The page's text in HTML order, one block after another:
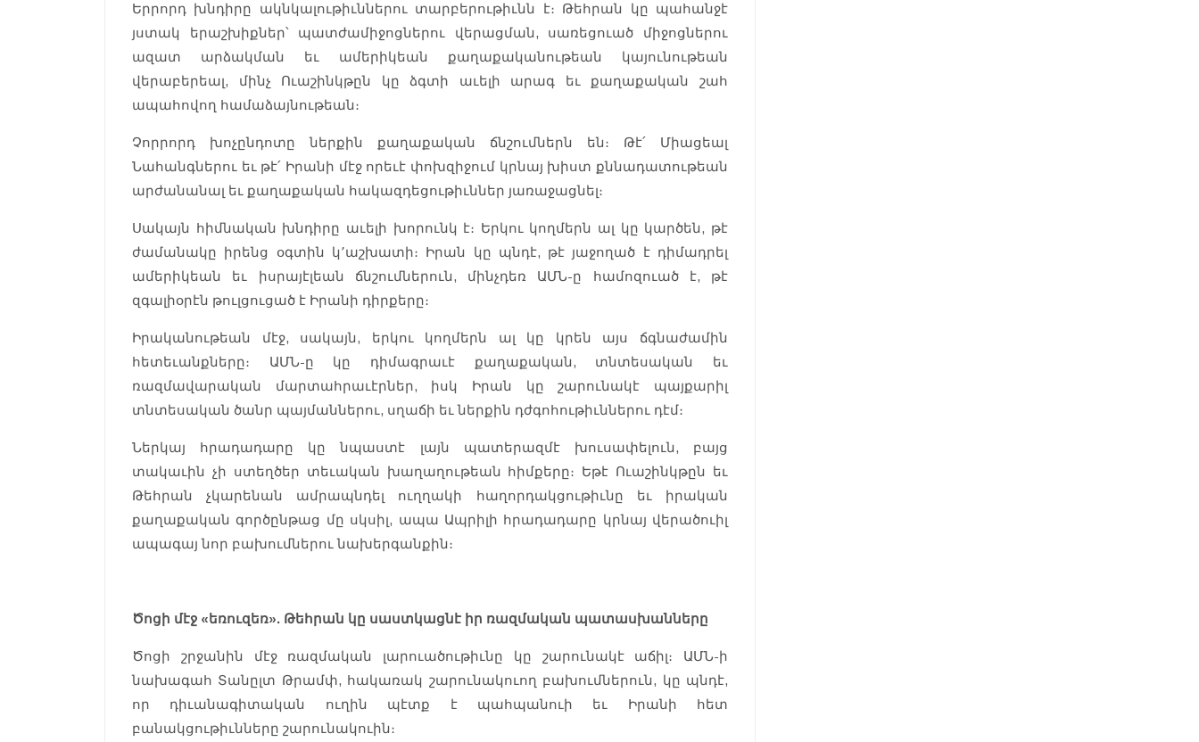
Երրորդ խնդիրը ակնկալութիւններու տարբերութիւնն է։ Թեհրան կը պահանջէ
յստակ երաշխիքներ՝ պատժամիջոցներու վերացման, սառեցուած միջոցներու
ազատ արձակման եւ ամերիկեան քաղաքականութեան կայունութեան
վերաբերեալ, մինչ Ուաշինկթըն կը ձգտի աւելի արագ եւ քաղաքական շահ
ապահովող համաձայնութեան։
Չորրորդ խոչընդոտը ներքին քաղաքական ճնշումներն են։ Թէ՛ Միացեալ
Նահանգներու եւ թէ՛ Իրանի մէջ որեւէ փոխզիջում կրնայ խիստ քննադատութեան
արժանանալ եւ քաղաքական հակազդեցութիւններ յառաջացնել։
Սակայն հիմնական խնդիրը աւելի խորունկ է։ Երկու կողմերն ալ կը կարծեն, թէ
ժամանակը իրենց օգտին կ՚աշխատի։ Իրան կը պնդէ, թէ յաջողած է դիմադրել
ամերիկեան եւ իսրայէլեան ճնշումներուն, մինչդեռ ԱՄՆ-ը համոզուած է, թէ
զգալիօրէն թուլցուցած է Իրանի դիրքերը։
Իրականութեան մէջ, սակայն, երկու կողմերն ալ կը կրեն այս ճգնաժամին
հետեւանքները։ ԱՄՆ-ը կը դիմագրաւէ քաղաքական, տնտեսական եւ
ռազմավարական մարտահրաւէրներ, իսկ Իրան կը շարունակէ պայքարիլ
տնտեսական ծանր պայմաններու, սղաճի եւ ներքին դժգոհութիւններու դէմ։
Ներկայ հրադադարը կը նպաստէ լայն պատերազմէ խուսափելուն, բայց
տակաւին չի ստեղծեր տեւական խաղաղութեան հիմքերը։ Եթէ Ուաշինկթըն եւ
Թեհրան չկարենան ամրապնդել ուղղակի հաղորդակցութիւնը եւ իրական
քաղաքական գործընթաց մը սկսիլ, ապա Ապրիլի հրադադարը կրնայ վերածուիլ
ապագայ նոր բախումներու նախերգանքին։
Ծոցի մէջ «եռուզեռ». Թեհրան կը սաստկացնէ իր ռազմական պատասխանները
Ծոցի շրջանին մէջ ռազմական լարուածութիւնը կը շարունակէ աճիլ։ ԱՄՆ-ի
նախագահ Տանըլտ Թրամփ, հակառակ շարունակուող բախումներուն, կը պնդէ,
որ դիւանագիտական ուղին պէտք է պահպանուի եւ Իրանի հետ
բանակցութիւնները շարունակուին։